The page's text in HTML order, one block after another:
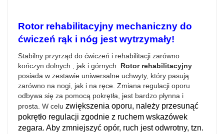
Rotor rehabilitacyjny mechaniczny do
ćwiczeń rąk i nóg jest wytrzymały!
Stabilny przyrząd do ćwiczeń i rehabilitacji zarówno
kończyn dolnych , jak i górnych. Rotor rehabilitacyjny
posiada w zestawie uniwersalne uchwyty, który pasują
zarówno na nogi, jak i na ręce. Zmiana regulacji oporu
odbywa się za pomocą pokrętła, jest bardzo płynna i
prosta. W celu zwiększenia oporu, należy przesunąć
pokrętło regulacji zgodnie z ruchem wskazówek
zegara. Aby zmniejszyć opór, ruch jest odwrotny, tzn.